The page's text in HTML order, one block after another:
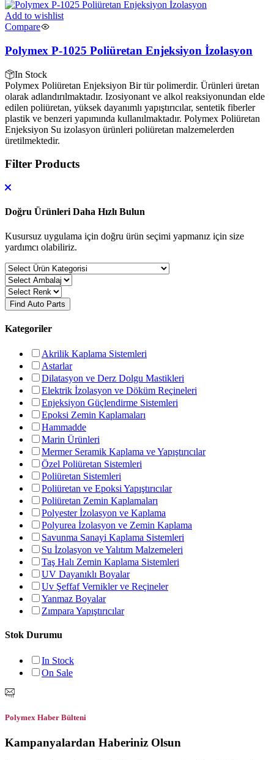
Add to wishlist
Compare
Polymex P-1025 Poliüretan Enjeksiyon İzolasyon
In Stock
Polymex Poliüretan Enjeksiyon Bir tür polimerdir. Ürünleri üretan
olarak adlandırılmaktadır. Izosiyonant ve alkol reaksiyonundan elde
edilen poliüretan, yüksek dayanımlı yapıştırıcılar, sentetik fiberler
plastik ve benzeri yapımında kullanılmaktadır. Polymex Poliüretan
Enjeksiyon Su izolasyon ürünleri poliüretan malzemelerden
üretilmektedir.
Filter Products
Doğru Ürünleri Daha Hızlı Bulun
Kusursuz uygulama için doğru ürün seçimi yapmanız için size
yardımcı olabiliriz.
Find Auto Parts
Kategoriler
Akrilik Kaplama Sistemleri
Astarlar
Dilatasyon ve Derz Dolgu Mastikleri
Elektrik İzolasyon ve Döküm Reçineleri
Enjeksiyon Güçlendirme Sistemleri
Epoksi Zemin Kaplamaları
Hammadde
Marin Ürünleri
Mermer Seramik Kaplama ve Yapıştırıcılar
Özel Poliüretan Sistemleri
Poliüretan Sistemleri
Poliüretan ve Epoksi Yapıştırıcılar
Poliüretan Zemin Kaplamaları
Polyester İzolasyon ve Kaplama
Polyurea İzolasyon ve Zemin Kaplama
Savunma Sanayi Kaplama Sistemleri
Su İzolasyon ve Yalıtım Malzemeleri
Taş Halı Zemin Kaplama Sistemleri
UV Dayanıklı Boyalar
Uv Şeffaf Vernikler ve Reçineler
Yanmaz Boyalar
Zımpara Yapıştırıcılar
Stok Durumu
In Stock
On Sale
Polymex Haber Bülteni
Kampanyalardan Haberiniz Olsun